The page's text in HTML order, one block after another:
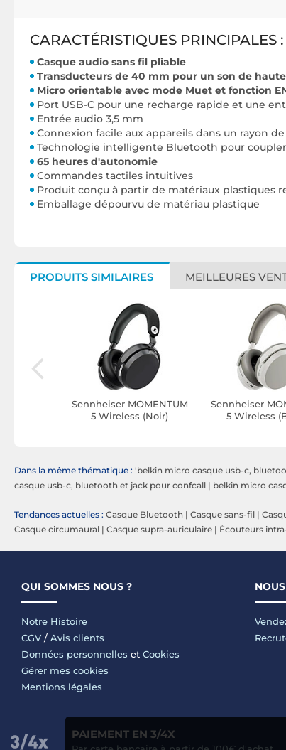
CARACTÉRISTIQUES PRINCIPALES :
Casque audio sans fil pliable
Transducteurs de 40 mm pour un son de
Micro orientable avec mode Muet et fonction
Port USB-C pour une recharge rapide et une
Entrée audio 3,5 mm
Connexion facile aux appareils dans un rayon
Technologie intelligente Bluetooth pour
65 heures d'autonomie
Commandes tactiles intuitives
Produit conçu à partir de matériaux plastiques
‌Emballage dépourvu de matériau plastique
PRODUITS SIMILAIRES MEILLEURES
Sennheiser MOMENTUM
5 Wireless (Noir)
Sennheiser
5 Wireless
Dans la même thématique : 'belkin micro casque usb-c,
casque usb-c, bluetooth et jack pour confcall | belkin micro
Tendances actuelles : Casque Bluetooth | Casque sans-fil |
Casque circumaural | Casque supra-auriculaire | Écouteurs
QUI SOMMES NOUS ?
Notre Histoire
CGV / Avis clients
Données personnelles et Cookies
Gérer mes cookies
Mentions légales
PAIEMENT EN 3/4X